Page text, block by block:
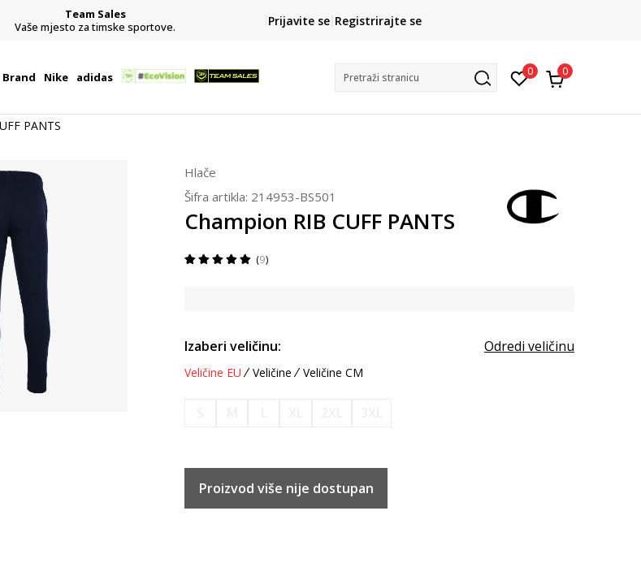
Team Sales
Vaše mjesto za timske sportove.
CLICK& COLLECT
besplatno preuzimanje u trgovini
Prijavite se Registrirajte se
Brand Nike adidas Pretraži stranicu 0 0
PANTS
Hlače
Šifra artikla: 214953-BS501
Champion RIB CUFF PANTS
9
Izaberi veličinu: Odredi veličinu
Veličine EU Veličine Veličine CM
Proizvod više nije dostupan